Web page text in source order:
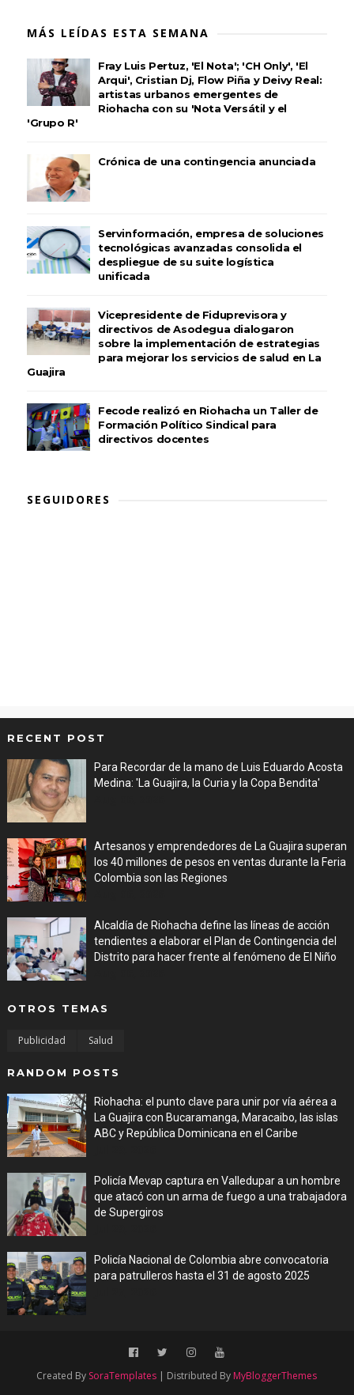
MÁS LEÍDAS ESTA SEMANA
Fray Luis Pertuz, 'El Nota'; 'CH Only', 'El
Arqui', Cristian Dj, Flow Piña y Deivy Real:
artistas urbanos emergentes de
Riohacha con su 'Nota Versátil y el
'Grupo R'
Crónica de una contingencia anunciada
Servinformación, empresa de soluciones
tecnológicas avanzadas consolida el
despliegue de su suite logística
unificada
Vicepresidente de Fiduprevisora y
directivos de Asodegua dialogaron
sobre la implementación de estrategias
para mejorar los servicios de salud en La
Guajira
Fecode realizó en Riohacha un Taller de
Formación Político Sindical para
directivos docentes
SEGUIDORES
RECENT POST
Para Recordar de la mano de Luis Eduardo Acosta
Medina: 'La Guajira, la Curia y la Copa Bendita'
Artesanos y emprendedores de La Guajira superan
los 40 millones de pesos en ventas durante la Feria
Colombia son las Regiones
Alcaldía de Riohacha define las líneas de acción
tendientes a elaborar el Plan de Contingencia del
Distrito para hacer frente al fenómeno de El Niño
OTROS TEMAS
Publicidad Salud
RANDOM POSTS
Riohacha: el punto clave para unir por vía aérea a
La Guajira con Bucaramanga, Maracaibo, las islas
ABC y República Dominicana en el Caribe
Policía Mevap captura en Valledupar a un hombre
que atacó con un arma de fuego a una trabajadora
de Supergiros
Policía Nacional de Colombia abre convocatoria
para patrulleros hasta el 31 de agosto 2025
Created By SoraTemplates | Distributed By MyBloggerThemes